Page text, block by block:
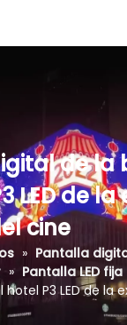
de la
LED de la
cine
» Pantalla
» Pantalla LED fija
P3 LED de la